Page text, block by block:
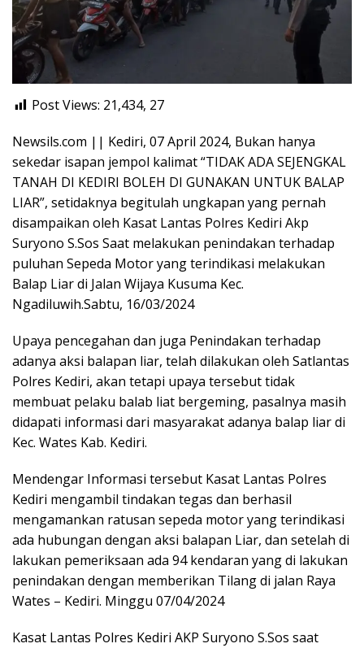
Post Views: 21,434, 27
Newsils.com || Kediri, 07 April 2024, Bukan hanya
sekedar isapan jempol kalimat “TIDAK ADA SEJENGKAL
TANAH DI KEDIRI BOLEH DI GUNAKAN UNTUK BALAP
LIAR”, setidaknya begitulah ungkapan yang pernah
disampaikan oleh Kasat Lantas Polres Kediri Akp
Suryono S.Sos Saat melakukan penindakan terhadap
puluhan Sepeda Motor yang terindikasi melakukan
Balap Liar di Jalan Wijaya Kusuma Kec.
Ngadiluwih.Sabtu, 16/03/2024
Upaya pencegahan dan juga Penindakan terhadap
adanya aksi balapan liar, telah dilakukan oleh Satlantas
Polres Kediri, akan tetapi upaya tersebut tidak
membuat pelaku balab liat bergeming, pasalnya masih
didapati informasi dari masyarakat adanya balap liar di
Kec. Wates Kab. Kediri.
Mendengar Informasi tersebut Kasat Lantas Polres
Kediri mengambil tindakan tegas dan berhasil
mengamankan ratusan sepeda motor yang terindikasi
ada hubungan dengan aksi balapan Liar, dan setelah di
lakukan pemeriksaan ada 94 kendaran yang di lakukan
penindakan dengan memberikan Tilang di jalan Raya
Wates – Kediri. Minggu 07/04/2024
Kasat Lantas Polres Kediri AKP Suryono S.Sos saat